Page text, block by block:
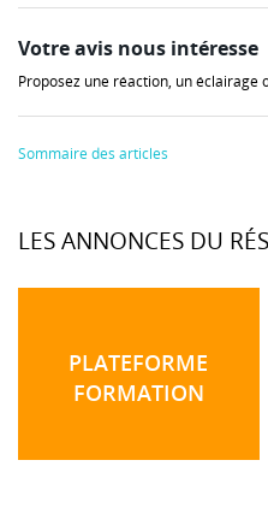
Votre avis nous intéresse
Proposez une réaction, un éclairage
Sommaire des articles
LES ANNONCES DU
PLATEFORME
FORMATION